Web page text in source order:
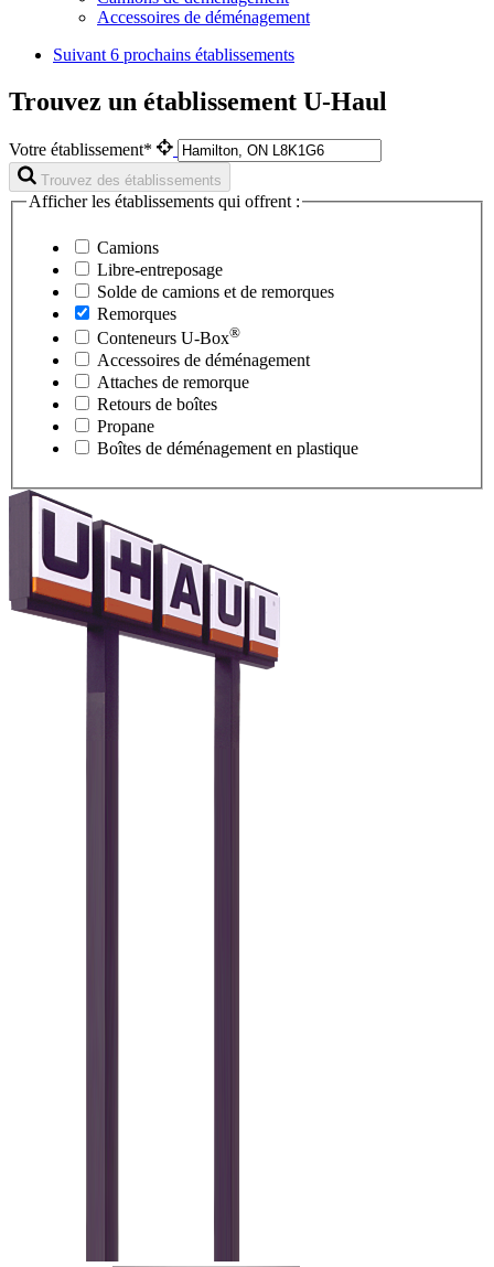
Accessoires de déménagement
Suivant 6 prochains établissements
Trouvez un établissement U-Haul
Votre établissement*
Trouvez des établissements
Afficher les établissements qui offrent :
Camions
Libre-entreposage
Solde de camions et de remorques
Remorques
Conteneurs U-Box®
Accessoires de déménagement
Attaches de remorque
Retours de boîtes
Propane
Boîtes de déménagement en plastique